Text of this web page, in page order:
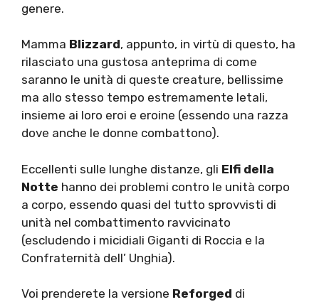
genere.
Mamma Blizzard, appunto, in virtù di questo, ha
rilasciato una gustosa anteprima di come
saranno le unità di queste creature, bellissime
ma allo stesso tempo estremamente letali,
insieme ai loro eroi e eroine (essendo una razza
dove anche le donne combattono).
Eccellenti sulle lunghe distanze, gli Elfi della
Notte hanno dei problemi contro le unità corpo
a corpo, essendo quasi del tutto sprovvisti di
unità nel combattimento ravvicinato
(escludendo i micidiali Giganti di Roccia e la
Confraternità dell’ Unghia).
Voi prenderete la versione Reforged di